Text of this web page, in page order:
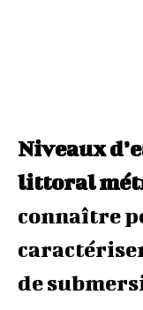
Niveaux
littoral
connaître
de